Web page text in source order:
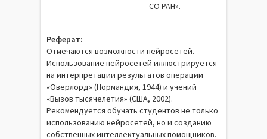
СО РАН».
Реферат:
Отмечаются возможности нейросетей.
Использование нейросетей иллюстрируется
на интерпретации результатов операции
«Оверлорд» (Нормандия, 1944) и учений
«Вызов тысячелетия» (США, 2002).
Рекомендуется обучать студентов не только
использованию нейросетей, но и созданию
собственных интеллектуальных помощников.